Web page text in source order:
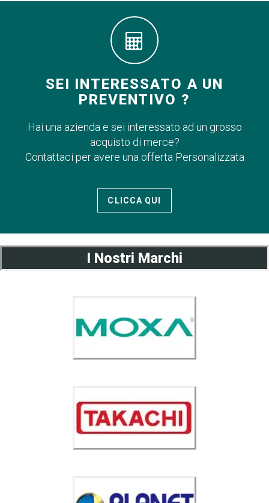
SEI INTERESSATO A UN
PREVENTIVO ?
Hai una azienda e sei interessato ad un grosso
acquisto di merce?
Contattaci per avere una offerta Personalizzata
CLICCA QUI
I Nostri Marchi